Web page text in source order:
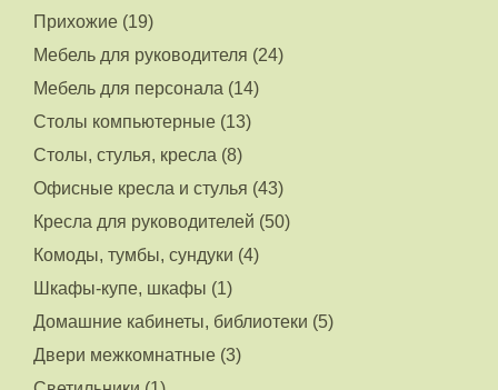
Прихожие (19)
Мебель для руководителя (24)
Мебель для персонала (14)
Столы компьютерные (13)
Столы, стулья, кресла (8)
Офисные кресла и стулья (43)
Кресла для руководителей (50)
Комоды, тумбы, сундуки (4)
Шкафы-купе, шкафы (1)
Домашние кабинеты, библиотеки (5)
Двери межкомнатные (3)